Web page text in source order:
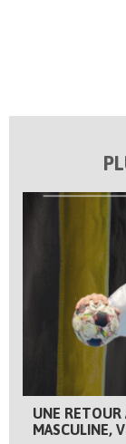
UNE RETOUR
MASCULINE,